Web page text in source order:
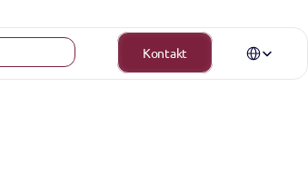
Kontakt